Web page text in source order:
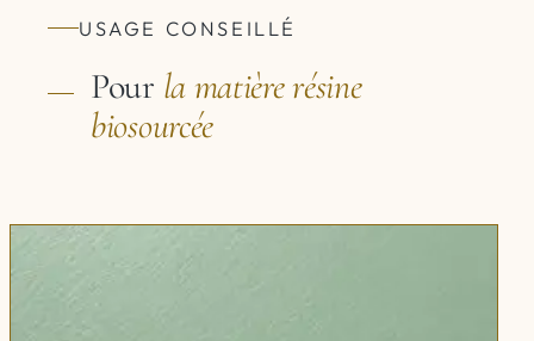
USAGE CONSEILLÉ
Pour la matièrerésine
biosourcée